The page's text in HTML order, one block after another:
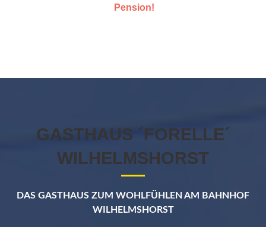
Pension!
GASTHAUS ´FORELLE´
WILHELMSHORST
DAS GASTHAUS ZUM WOHLFÜHLEN AM BAHNHOF
WILHELMSHORST